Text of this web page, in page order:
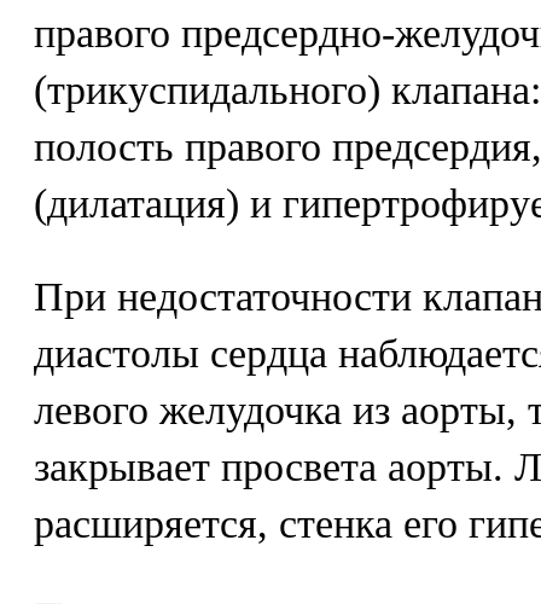
правого предсердно-
(трикуспидального)
полость правого
(дилатация) и
При недостаточности
диастолы сердца
левого желудочка из аорты,
закрывает просвета аорты.
расширяется, стенка его